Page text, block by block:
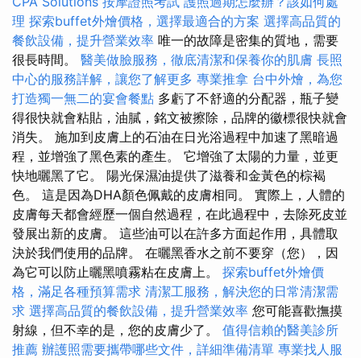
理 探索buffet外燴價格，選擇最適合的方案 選擇高品質的
餐飲設備，提升營業效率 唯一的故障是密集的質地，需要
很長時間。 醫美做臉服務，徹底清潔和保養你的肌膚 長照
中心的服務詳解，讓您了解更多 專業推拿 台中外燴，為您
打造獨一無二的宴會餐點 多虧了不舒適的分配器，瓶子變
得很快就會粘貼，油膩，銘文被擦除，品牌的徽標很快就會
消失。 施加到皮膚上的石油在日光浴過程中加速了黑暗過
程，並增強了黑色素的產生。 它增強了太陽的力量，並更
快地曬黑了它。 陽光保濕油提供了滋養和金黃色的棕褐
色。 這是因為DHA顏色佩戴的皮膚相同。 實際上，人體的
皮膚每天都會經歷一個自然過程，在此過程中，去除死皮並
發展出新的皮膚。 這些油可以在許多方面起作用，具體取
決於我們使用的品牌。 在曬黑香水之前不要穿（您），因
為它可以防止曬黑噴霧粘在皮膚上。 探索buffet外燴價
格，滿足各種預算需求 清潔工服務，解決您的日常清潔需
求 選擇高品質的餐飲設備，提升營業效率 您可能喜歡撫摸
射線，但不幸的是，您的皮膚少了。 值得信賴的醫美診所
推薦 辦護照需要攜帶哪些文件，詳細準備清單 專業找人服